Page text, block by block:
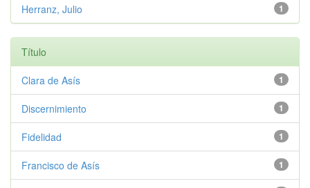
1
Herranz, Julio
Título
1
Clara de Asís
1
Discernimiento
1
Fidelidad
1
Francisco de Asís